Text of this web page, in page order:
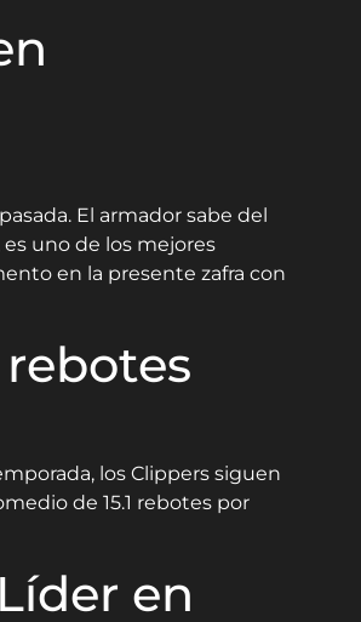
El armador sabe del
uno de los mejores
en la presente zafra con
los Clippers siguen
de 15.1 rebotes por
en